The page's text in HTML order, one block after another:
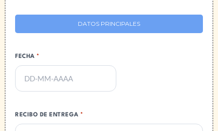
DATOS PRINCIPALES
FECHA *
RECIBO DE ENTREGA *